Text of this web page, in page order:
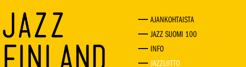
AJANKOHTAISTA
JAZZ SUOMI 100
INFO
JAZZLIITTO